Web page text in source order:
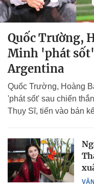
Quốc Trường,
Minh 'phát
Argentina
Quốc Trường, Hoàng
'phát sốt' sau chiến
Thụy Sĩ, tiến vào bán